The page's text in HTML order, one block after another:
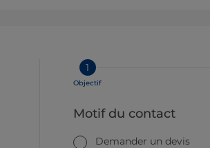
1
Objectif
Motif du contact
Demander un devis